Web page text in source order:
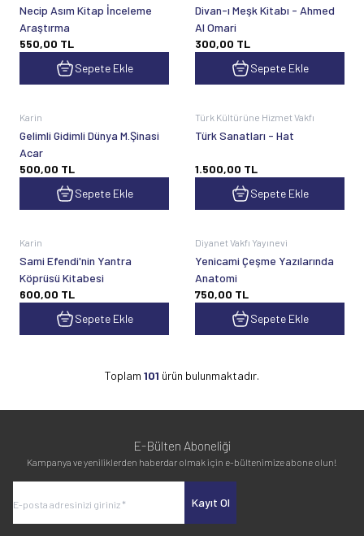
Necip Asım Kitap İnceleme
Araştırma
550,00 TL
Sepete Ekle
Divan-ı Meşk Kitabı - Ahmed
Al Omari
300,00 TL
Sepete Ekle
Karin
Gelimli Gidimli Dünya M.Şinasi
Acar
500,00 TL
Sepete Ekle
Türk Kültürüne Hizmet Vakfı
Türk Sanatları - Hat
1.500,00 TL
Sepete Ekle
Karin
Sami Efendi'nin Yantra
Köprüsü Kitabesi
600,00 TL
Sepete Ekle
Diyanet Vakfı Yayınevi
Yenicami Çeşme Yazılarında
Anatomi
750,00 TL
Sepete Ekle
Toplam 101 ürün bulunmaktadır.
E-Bülten Aboneliği
Kampanya ve yeniliklerden haberdar olmak için e-bültenimize abone olun!
Kayıt Ol